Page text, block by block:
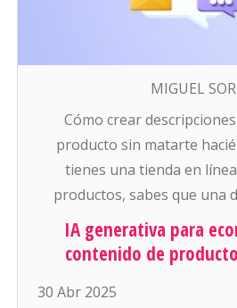
MIGUEL
Cómo crear
producto sin matarte
tienes una tienda en
productos, sabes que una
pesadas (y aburridas) es:
atractivas y conseguir
artículo. Y si manejas
productos… es
IA generativa para
contenido de
30 Abr 2025